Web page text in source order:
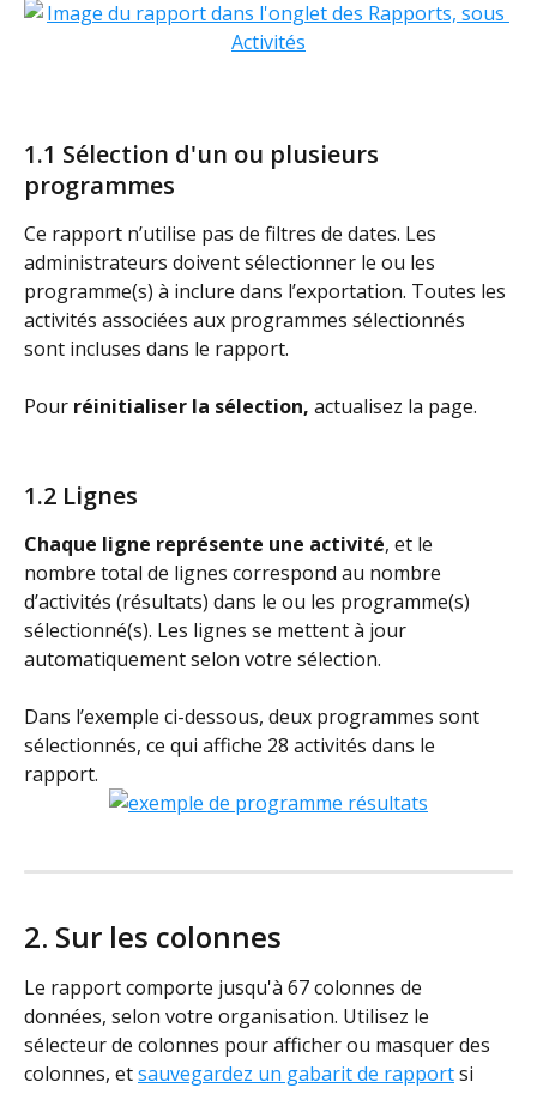
1.1 Sélection d'un ou plusieurs
programmes
Ce rapport n’utilise pas de filtres de dates. Les
administrateurs doivent sélectionner le ou les
programme(s) à inclure dans l’exportation. Toutes les
activités associées aux programmes sélectionnés
sont incluses dans le rapport.
Pour réinitialiser la sélection, actualisez la page.
1.2 Lignes
Chaque ligne représente une activité, et le
nombre total de lignes correspond au nombre
d’activités (résultats) dans le ou les programme(s)
sélectionné(s). Les lignes se mettent à jour
automatiquement selon votre sélection.
Dans l’exemple ci-dessous, deux programmes sont
sélectionnés, ce qui affiche 28 activités dans le
rapport.
2. Sur les colonnes
Le rapport comporte jusqu'à 67 colonnes de
données, selon votre organisation. Utilisez le
sélecteur de colonnes pour afficher ou masquer des
colonnes, et sauvegardez un gabarit de rapport si